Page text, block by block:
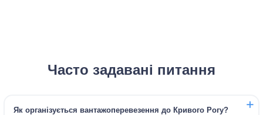
Часто задавані питання
Як організується вантажоперевезення до Кривого Рогу?